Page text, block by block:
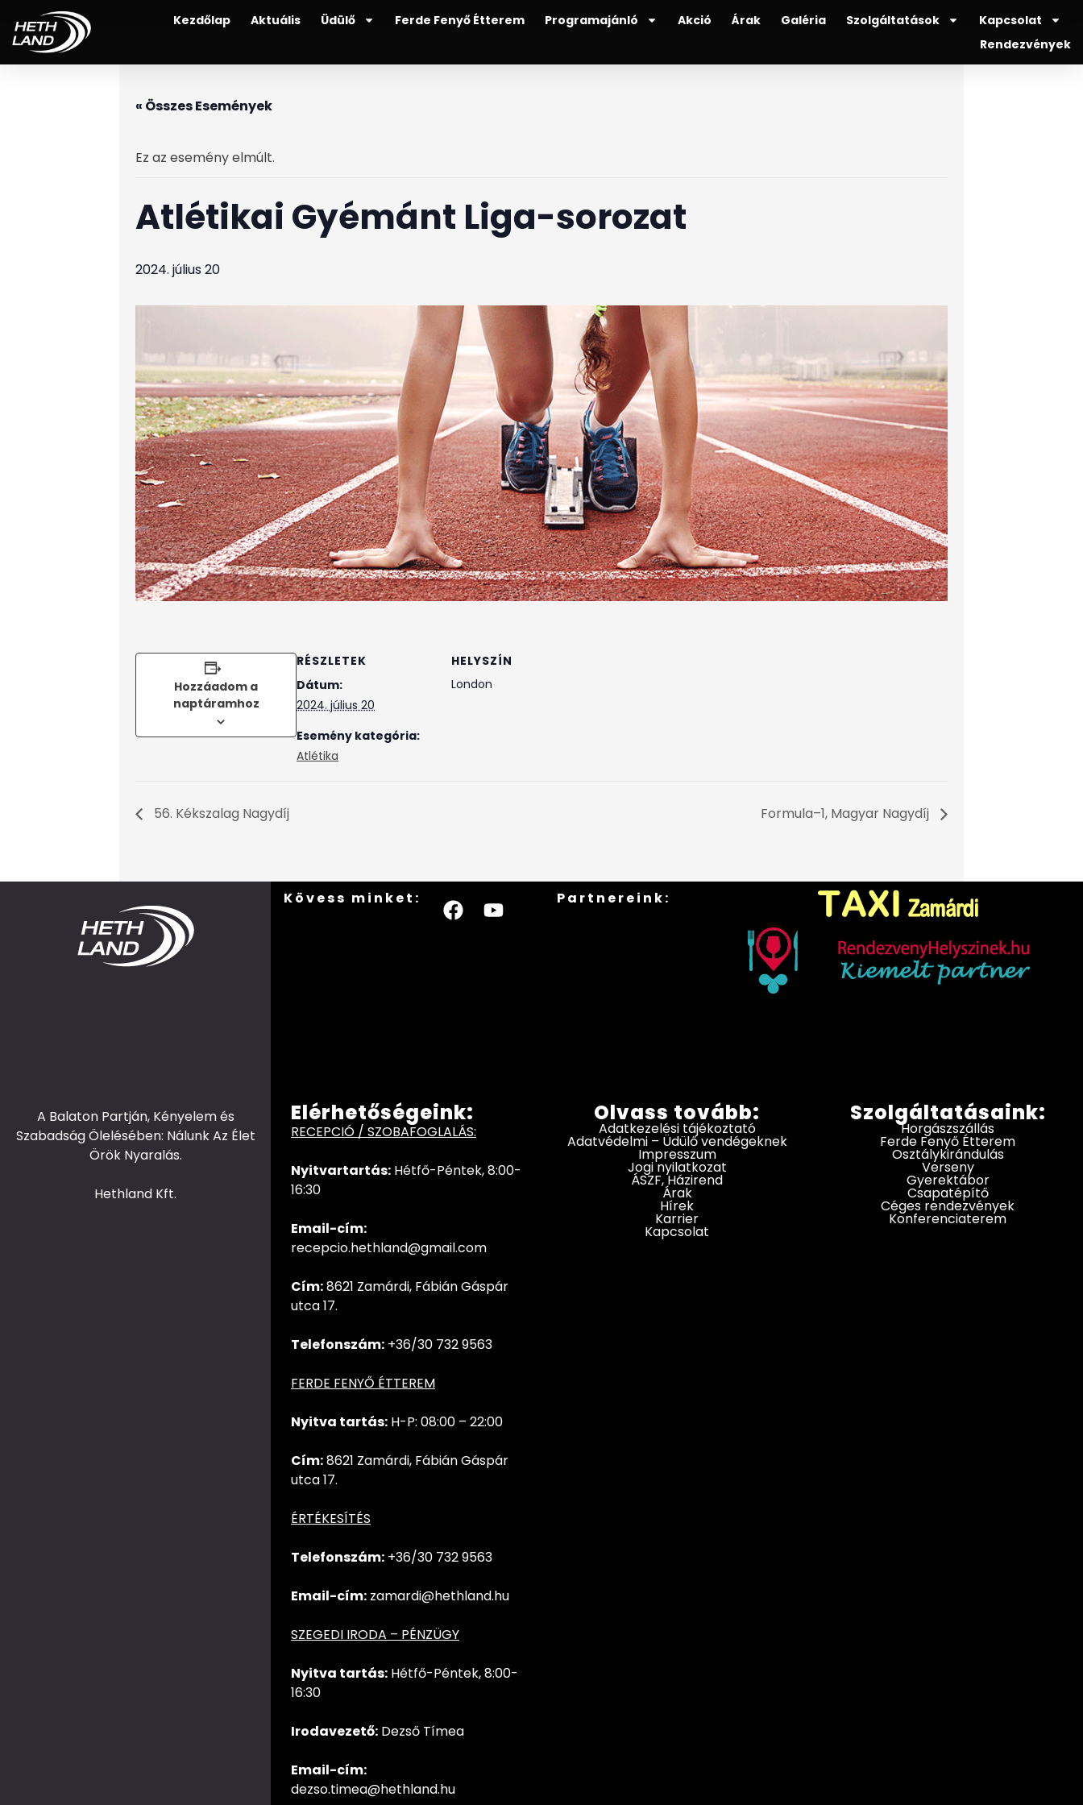
Kezdőlap Aktuális Üdülő Ferde Fenyő Étterem Programajánló Akció Árak Galéria Szolgáltatások
Kapcsolat
Rendezvények
« Összes Események
Ez az esemény elmúlt.
Atlétikai Gyémánt Liga-sorozat
2024. július 20
Hozzáadom a
naptáramhoz
RÉSZLETEK
Dátum:
2024. július 20
Esemény kategória:
Atlétika
HELYSZÍN
London
56. Kékszalag Nagydíj Formula–1, Magyar Nagydíj
Kövess minket: Partnereink:
A Balaton Partján, Kényelem és
Szabadság Ölelésében: Nálunk Az Élet
Örök Nyaralás.
Hethland Kft.
Elérhetőségeink:
RECEPCIÓ / SZOBAFOGLALÁS:
Nyitvartartás: Hétfő-Péntek, 8:00-
16:30
Email-cím:
recepcio.hethland@gmail.com
Cím:8621 Zamárdi, Fábián Gáspár
utca 17.
Telefonszám: +36/30 732 9563
FERDE FENYŐ ÉTTEREM
Nyitva tartás: H-P: 08:00 – 22:00
Cím:8621 Zamárdi, Fábián Gáspár
utca 17.
ÉRTÉKESÍTÉS
Telefonszám: +36/30 7329563
Email-cím: zamardi@hethland.hu
SZEGEDI IRODA – PÉNZÜGY
Nyitva tartás: Hétfő-Péntek, 8:00-
16:30
Irodavezető: Dezső Tímea
Email-cím:
dezso.timea@hethland.hu
Olvass tovább:
Adatkezelési tájékoztató
Adatvédelmi – Üdülő vendégeknek
Impresszum
Jogi nyilatkozat
ÁSZF, Házirend
Árak
Hírek
Karrier
Kapcsolat
Szolgáltatásaink:
Horgászszállás
Ferde Fenyő Étterem
Osztálykirándulás
Verseny
Gyerektábor
Csapatépítő
Céges rendezvények
Konferenciaterem